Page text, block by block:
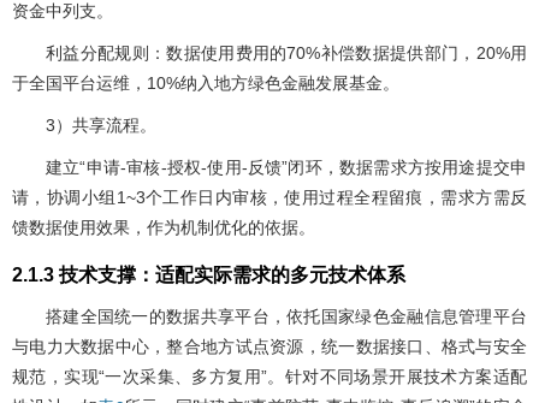
资金中列支。
利益分配规则：数据使用费用的70%补偿数据提供部门，20%用
于全国平台运维，10%纳入地方绿色金融发展基金。
3）共享流程。
建立“申请-审核-授权-使用-反馈”闭环，数据需求方按用途提交申
请，协调小组1~3个工作日内审核，使用过程全程留痕，需求方需反
馈数据使用效果，作为机制优化的依据。
2.1.3 技术支撑：适配实际需求的多元技术体系
搭建全国统一的数据共享平台，依托国家绿色金融信息管理平台
与电力大数据中心，整合地方试点资源，统一数据接口、格式与安全
规范，实现“一次采集、多方复用”。针对不同场景开展技术方案适配